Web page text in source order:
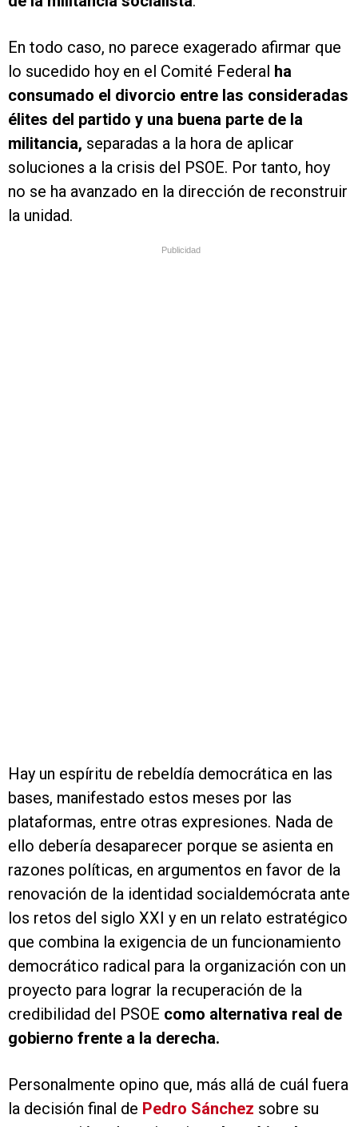
En todo caso, no parece exagerado afirmar que
lo sucedido hoy en el Comité Federal ha
consumado el divorcio entre las consideradas
élites del partido y una buena parte de la
militancia, separadas a la hora de aplicar
soluciones a la crisis del PSOE. Por tanto, hoy
no se ha avanzado en la dirección de reconstruir
la unidad.
Publicidad
Hay un espíritu de rebeldía democrática en las
bases, manifestado estos meses por las
plataformas, entre otras expresiones. Nada de
ello debería desaparecer porque se asienta en
razones políticas, en argumentos en favor de la
renovación de la identidad socialdemócrata ante
los retos del siglo XXI y en un relato estratégico
que combina la exigencia de un funcionamiento
democrático radical para la organización con un
proyecto para lograr la recuperación de la
credibilidad del PSOE como alternativa real de
gobierno frente a la derecha.
Personalmente opino que, más allá de cuál fuera
la decisión final de Pedro Sánchez sobre su